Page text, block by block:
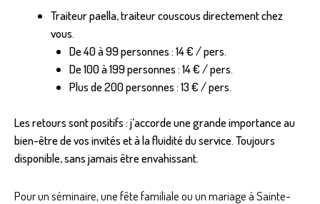
Traiteur paella, traiteur couscous directement chez
vous.
De 40 à 99 personnes : 14 € / pers.
De 100 à 199 personnes : 14 € / pers.
Plus de 200 personnes : 13 € / pers.
Les retours sont positifs : j’accorde une grande importance au
bien-être de vos invités et à la fluidité du service. Toujours
disponible, sans jamais être envahissant.
Pour un séminaire, une fête familiale ou un mariage à Sainte-